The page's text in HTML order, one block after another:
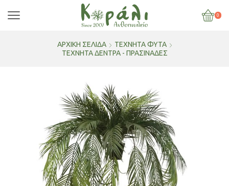
0
ΑΡΧΙΚΉ ΣΕΛΊΔΑ
ΤΕΧΝΗΤΑ ΦΥΤΑ
ΤΕΧΝΗΤΆ ΔΈΝΤΡΑ - ΠΡΑΣΙΝΆΔΕΣ